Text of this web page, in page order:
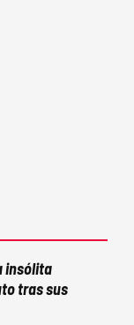
insólita
tras sus